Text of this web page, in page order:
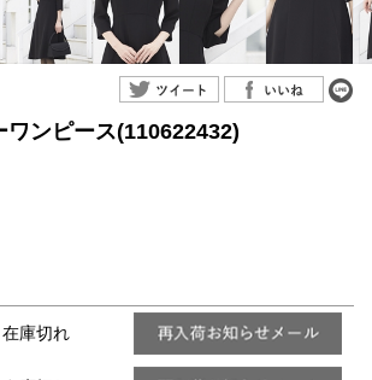
ワンピース(110622432)
在庫切れ